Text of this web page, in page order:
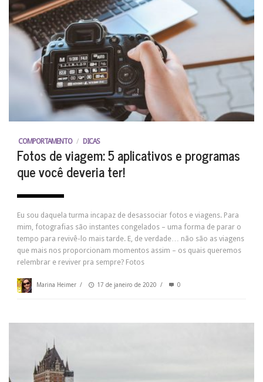
COMPORTAMENTO / DICAS
Fotos de viagem: 5 aplicativos e programas
que você deveria ter!
Eu sou daquela turma incapaz de desassociar fotos e viagens. Para
mim, fotografias são instantes congelados – uma forma de parar o
tempo para revivê-lo mais tarde. E, de verdade… não são as viagens
que mais nos proporcionam momentos assim – os quais queremos
relembrar e reviver pra sempre? Fotos
Marina Heimer / 17 de janeiro de 2020 / 0